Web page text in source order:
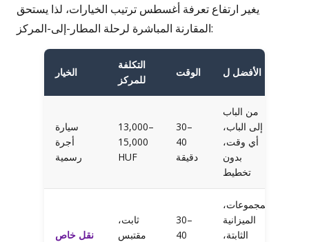
يغير ارتفاع تعرفة أغسطس ترتيب الخيارات، لذا يستحق
المقارنة المباشرة لرحلة المطار-إلى-المركز:
الخيار
التكلفة
للمركز
الوقت الأفضل ل
سيارة
أجرة
رسمية
13,000–
15,000
HUF
30–
40
دقيقة
من الباب
إلى الباب،
أي وقت،
بدون
تخطيط
نقل خاص
ثابت،
مقتبس
30–
40
المجموعات،
الميزانية
الثابتة،